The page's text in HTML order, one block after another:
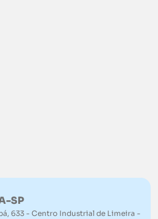
SP
633 - Centro Industrial de Limeira -